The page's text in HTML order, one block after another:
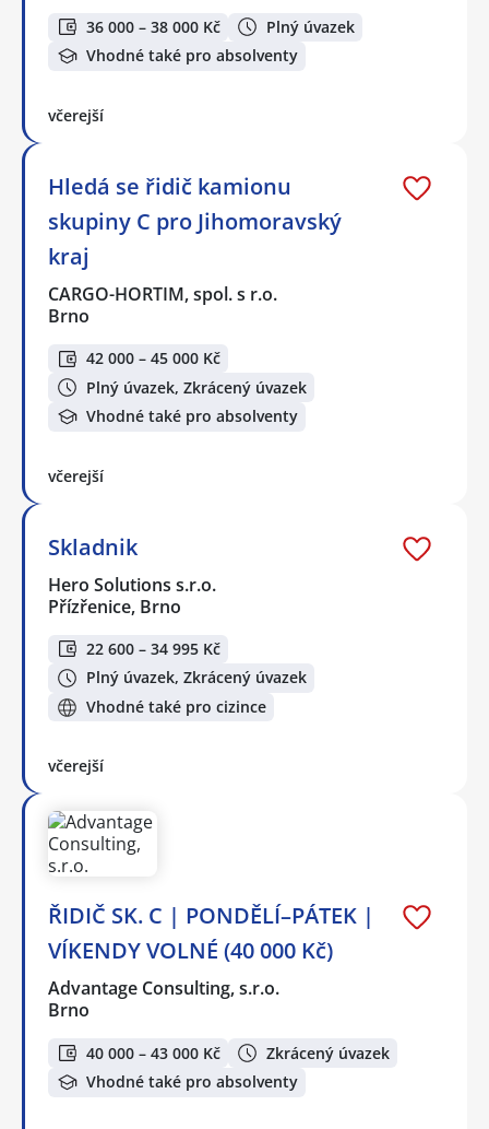
36 000 – 38 000 Kč
Plný úvazek
Vhodné také pro absolventy
včerejší
Hledá se řidič kamionu
skupiny C pro Jihomoravský
kraj
CARGO-HORTIM, spol. s r.o.
Brno
42 000 – 45 000 Kč
Plný úvazek, Zkrácený úvazek
Vhodné také pro absolventy
včerejší
Skladnik
Hero Solutions s.r.o.
Přízřenice, Brno
22 600 – 34 995 Kč
Plný úvazek, Zkrácený úvazek
Vhodné také pro cizince
včerejší
ŘIDIČ SK. C | PONDĚLÍ–PÁTEK |
VÍKENDY VOLNÉ (40 000 Kč)
Advantage Consulting, s.r.o.
Brno
40 000 – 43 000 Kč
Zkrácený úvazek
Vhodné také pro absolventy